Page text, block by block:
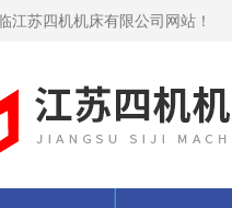
江苏四机机床有限公司网站！